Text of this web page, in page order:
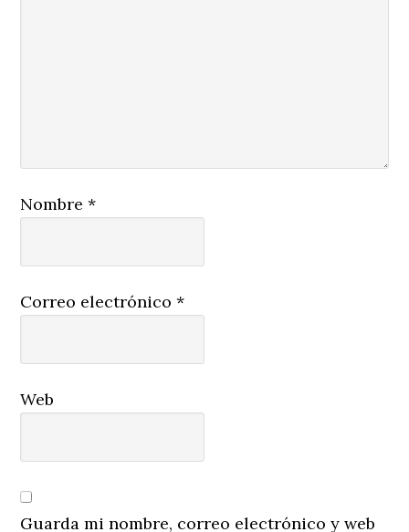
Nombre*
Correo electrónico*
Web
Guarda mi nombre, correo electrónico y web